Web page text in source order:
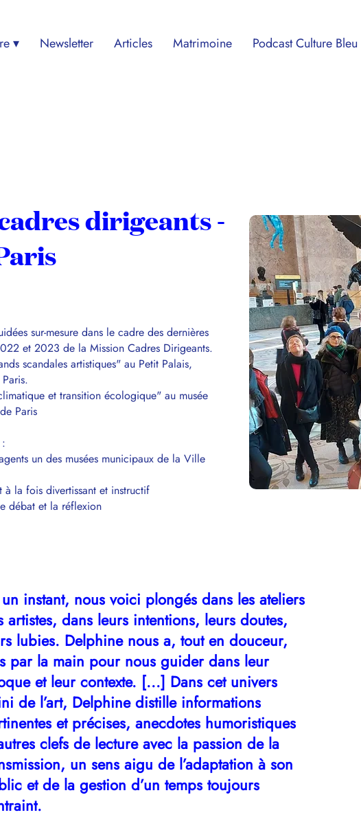
▾ Newsletter Articles Matrimoine Podcast Culture Bleu
dirigeants -
sur-mesure dans le cadre des dernières
et 2023 de la Mission Cadres Dirigeants.
scandales artistiques" au Petit Palais,
et transition écologique" au musée
Paris
un des musées municipaux de la Ville
à la fois divertissant et instructif
débat et la réflexion
instant, nous voici plongés dans les ateliers
artistes, dans leurs intentions, leurs doutes,
lubies. Delphine nous a, tout en douceur,
par la main pour nous guider dans leur
et leur contexte. [...] Dans cet univers
de l’art, Delphine distille informations
et précises, anecdotes humoristiques
clefs de lecture avec la passion de la
un sens aigu de l’adaptation à son
et de la gestion d’un temps toujours